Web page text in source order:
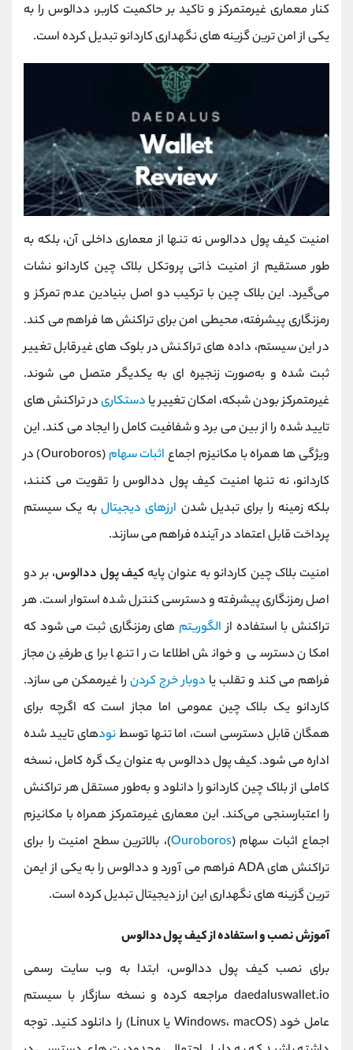
کنار معماری غیرمتمرکز و تاکید بر حاکمیت کاربر، ددالوس را به
یکی از امن ‌ترین گزینه‌ های نگهداری کاردانو تبدیل کرده است.
امنیت کیف پول ددالوس نه تنها از معماری داخلی آن، بلکه به
‌طور مستقیم از امنیت ذاتی پروتکل بلاک ‌چین کاردانو نشات
می‌گیرد. این بلاک ‌چین با ترکیب دو اصل بنیادین عدم تمرکز و
رمزنگاری پیشرفته، محیطی امن برای تراکنش ‌ها فراهم می‌ کند.
در این سیستم، داده‌ های تراکنش در بلوک ‌های غیرقابل تغییر
ثبت شده و به‌صورت زنجیره ‌ای به یکدیگر متصل می‌ شوند.
غیرمتمرکز بودن شبکه، امکان تغییر یا دستکاریدر تراکنش ‌های
تایید شده را از بین می ‌برد و شفافیت کامل را ایجاد می ‌کند. این
ویژگی‌ ها همراه با مکانیزم اجماع اثبات سهام
(Ouroboros) در
کاردانو، نه تنها امنیت کیف پول ددالوس را تقویت می کنند،
بلکه زمینه را برای تبدیل شدن ارزهای دیجیتال به یک سیستم
پرداخت قابل اعتماد در آینده فراهم می ‌سازند.
امنیت بلاک‌ چین کاردانو به عنوان پایهکیف پول ددالوس، بر دو
اصل رمزنگاری پیشرفته و دسترسی کنترل ‌شده استوار است. هر
تراکنش با استفاده ازالگوریتم ‌های رمزنگاری ثبت می‌ شود که
امکان دسترسی و خوانش اطلاعات را تنها برای طرفین مجاز
فراهم می کند و تقلب یا دوبار خرج کردن را غیرممکن می ‌سازد.
کاردانو یک بلاک ‌چین عمومی اما مجاز است که اگرچه برای
همگان قابل دسترسی است، اما تنها توسطنودهای تایید شده
اداره می ‌شود. کیف پول ددالوس به عنوان یک گره کامل، نسخه
کاملی از بلاک ‌چین کاردانو را دانلود و به‌طور مستقل هر تراکنش
را اعتبارسنجی می‌کند. این معماری غیرمتمرکز همراه با مکانیزم
اجماع اثبات سهام (Ouroboros)، بالاترین سطح امنیت را برای
تراکنش ‌های ADA فراهم می ‌آورد و ددالوس را به یکی از ایمن‌
ترین گزینه ‌های نگهداری این ارز دیجیتال تبدیل کرده است.
آموزش نصب و استفاده از کیف پول ددالوس
برای نصب کیف پول ددالوس، ابتدا به وب ‌سایت رسمی
daedaluswallet.io مراجعه کرده و نسخه سازگار با سیستم
‌عامل خود (Windows، macOS یا Linux) را دانلود کنید. توجه